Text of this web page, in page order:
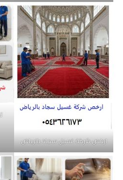
ارخص شركة غسيل سجاد بالرياض